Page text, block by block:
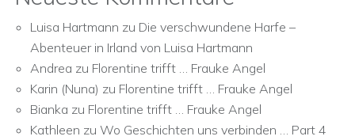
Luisa Hartmann zu Die verschwundene Harfe –
Abenteuer in Irland von Luisa Hartmann
Andrea zu Florentine trifft … Frauke Angel
Karin (Nuna) zu Florentine trifft … Frauke Angel
Bianka zu Florentine trifft … Frauke Angel
Kathleen zu Wo Geschichten uns verbinden … Part 4